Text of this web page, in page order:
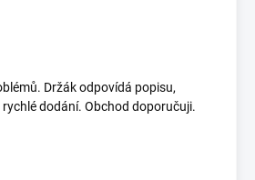
Držák odpovídá popisu,
dodání. Obchod doporučuji.